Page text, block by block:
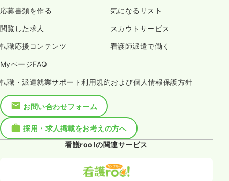
応募書類を作る 気になるリスト
閲覧した求人 スカウトサービス
転職応援コンテンツ 看護師派遣で働く
MyページFAQ
転職・派遣就業サポート利用規約および個人情報保護方針
お問い合わせフォーム
採用・求人掲載をお考えの方へ
看護roo!の関連サービス